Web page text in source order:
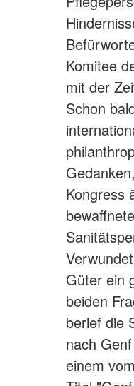
Komitee
mit der
Schon
Kongress
Güter ein
beiden
berief die
nach
einem